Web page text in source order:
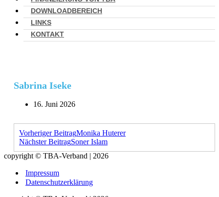
DOWNLOADBEREICH
LINKS
KONTAKT
Sabrina Iseke
16. Juni 2026
Vorheriger BeitragMonika Huterer
Nächster BeitragSoner Islam
copyright © TBA-Verband | 2026
Impressum
Datenschutzerklärung